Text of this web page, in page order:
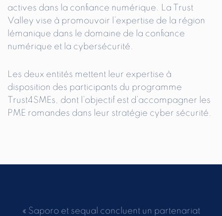
actives dans la confiance numérique. La Trust
Valley vise à promouvoir l’expertise de la région
lémanique dans le domaine de la confiance
numérique et la cybersécurité.
Les deux entités mettent leur expertise à
disposition des participants du programme
Trust4SMEs, dont l’objectif est d’accompagner les
PME romandes dans leur stratégie cyber sécurité.
« Saporo et sequal concluent un partenariat